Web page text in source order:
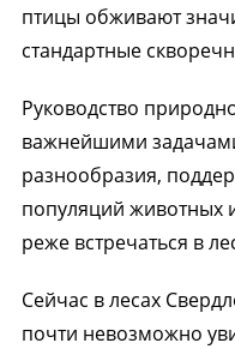
птицы обживают
стандартные
Руководство
важнейшими
разнообразия,
популяций животных
реже встречаться в
Сейчас в лесах
почти невозможно